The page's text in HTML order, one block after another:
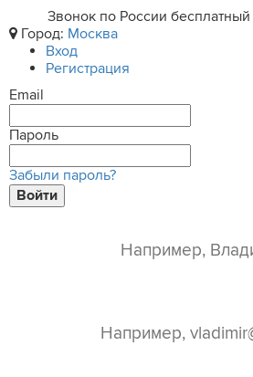
Звонок по России бесплатный
Город: Москва
Вход
Регистрация
Email
Пароль
Забыли пароль?
Войти